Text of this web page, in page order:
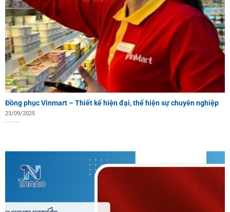
Đồng phục Vinmart – Thiết kế hiện đại, thể hiện sự chuyên nghiệp
23/09/2025